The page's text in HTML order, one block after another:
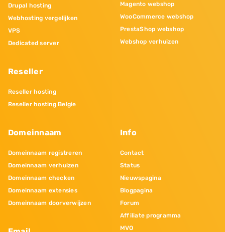
Drupal hosting
Webhosting vergelijken
VPS
Dedicated server
Reseller
Reseller hosting
Reseller hosting Belgie
Magento webshop
WooCommerce webshop
PrestaShop webshop
Webshop verhuizen
Domeinnaam
Domeinnaam registreren
Domeinnaam verhuizen
Domeinnaam checken
Domeinnaam extensies
Domeinnaam doorverwijzen
Info
Contact
Status
Nieuwspagina
Blogpagina
Forum
Affiliate programma
MVO